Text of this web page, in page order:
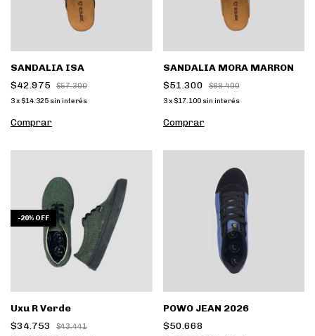
SANDALIA ISA
$42.975
$57.300
3x $14.325 sin interés
Comprar
SANDALIA MORA MARRON
$51.300
$68.400
3 x $17.100 sin interés
Comprar
-20% OFF
Uxu R Verde
$34.753
$43.441
POWO JEAN 2026
$50.668